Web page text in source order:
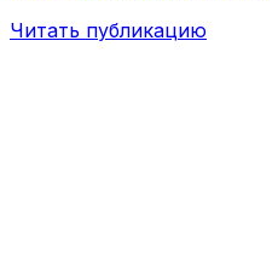
Читать публикацию